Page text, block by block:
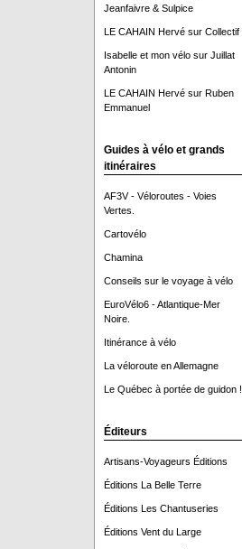
Jeanfaivre & Sulpice
LE CAHAIN Hervésur Collectif
Isabelle et mon vélosur Juillat
Antonin
LE CAHAIN Hervésur Ruben
Emmanuel
Guides à vélo et grands
itinéraires
AF3V - Véloroutes - Voies
Vertes.
Cartovélo
Chamina
Conseils sur le voyage à vélo
EuroVélo6 - Atlantique-Mer
Noire.
Itinérance à vélo
La véloroute en Allemagne
Le Québec à portée de guidon !
Éditeurs
Artisans-Voyageurs Éditions
Éditions La Belle Terre
Éditions Les Chantuseries
Éditions Vent du Large